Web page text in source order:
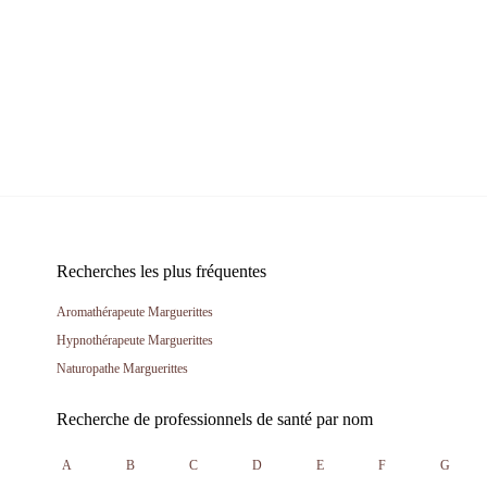
Recherches les plus fréquentes
Aromathérapeute Marguerittes
Hypnothérapeute Marguerittes
Naturopathe Marguerittes
Recherche de professionnels de santé par nom
A B C D E F G